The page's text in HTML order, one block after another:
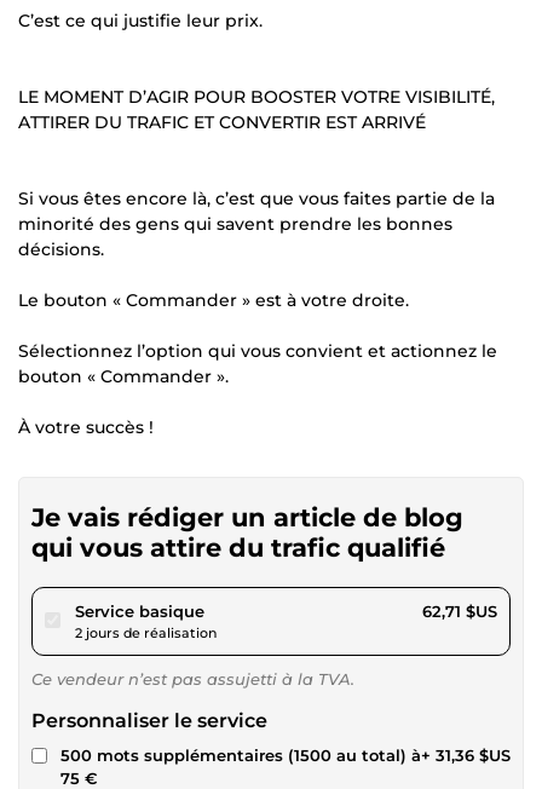
C’est ce qui justifie leur prix.
LE MOMENT D’AGIR POUR BOOSTER VOTRE VISIBILITÉ,
ATTIRER DU TRAFIC ET CONVERTIR EST ARRIVÉ
Si vous êtes encore là, c’est que vous faites partie de la
minorité des gens qui savent prendre les bonnes
décisions.
Le bouton « Commander » est à votre droite.
Sélectionnez l’option qui vous convient et actionnez le
bouton « Commander ».
À votre succès !
Je vais rédiger un article de blog
qui vous attire du trafic qualifié
Service basiquepour 57,80 $US
2 jours de réalisation
62,71 $US
Ce vendeur n’est pas assujetti à la TVA.
Personnaliser le service
500 mots supplémentaires (1500 au total) à
75 €
+ 31,36 $US